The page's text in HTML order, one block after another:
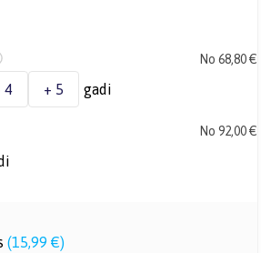
No 68,80 €
4 + 5 gadi
No 92,00 €
(15,99 €)